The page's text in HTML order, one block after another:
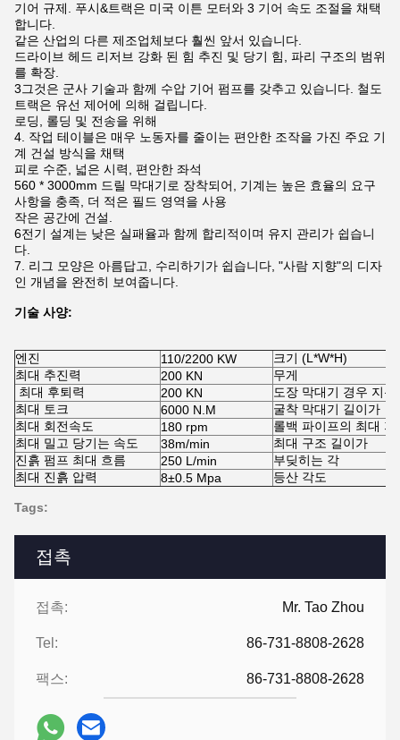
접촉
접촉: Mr. Tao Zhou
Tel: 86-731-8808-2628
팩스: 86-731-8808-2628
기어 규제. 푸시&트랙은 미국 이튼 모터와 3 기어 속도 조절을 채택
합니다.
같은 산업의 다른 제조업체보다 훨씬 앞서 있습니다.
드라이브 헤드 리저브 강화 된 힘 추진 및 당기 힘, 파리 구조의 범위
를 확장.
3그것은 군사 기술과 함께 수압 기어 펌프를 갖추고 있습니다. 철도
트랙은 유선 제어에 의해 걸립니다.
로딩, 롤딩 및 전송을 위해
4. 작업 테이블은 매우 노동자를 줄이는 편안한 조작을 가진 주요 기
계 건설 방식을 채택
피로 수준, 넓은 시력, 편안한 좌석
560 * 3000mm 드릴 막대기로 장착되어, 기계는 높은 효율의 요구
사항을 충족, 더 적은 필드 영역을 사용
작은 공간에 건설.
6전기 설계는 낮은 실패율과 함께 합리적이며 유지 관리가 쉽습니
다.
7. 리그 모양은 아름답고, 수리하기가 쉽습니다, "사람 지향"의 디자
인 개념을 완전히 보여줍니다.
기술 사양:
엔진 110/2200 KW
크기 (L*W*H)
최대 추진력
200 KN
무게
최대 후퇴력
200 KN
도장 막대기 경우 지름
최대 토크
6000 N.M
굴착 막대기 길이가
최대 회전속도
180 rpm
롤백 파이프의 최대 지
최대 밀고 당기는 속도
38m/min
최대 구조 길이가
진흙 펌프 최대 흐름
250 L/min
부딪히는 각
최대 진흙 압력
8±0.5 Mpa 등산 각도
Tags: